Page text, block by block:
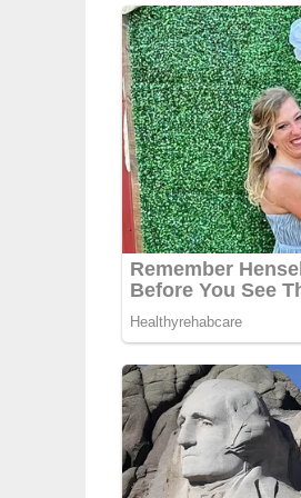
Deine
5/5(1 Bewertung)